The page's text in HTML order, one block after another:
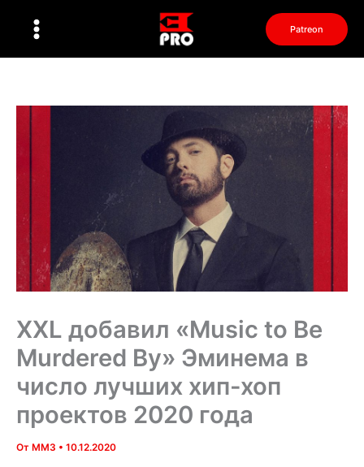
Patreon
XXL добавил «Music to Be
Murdered By» Эминема в
число лучших хип-хоп
проектов 2020 года
От MM3 • 10.12.2020